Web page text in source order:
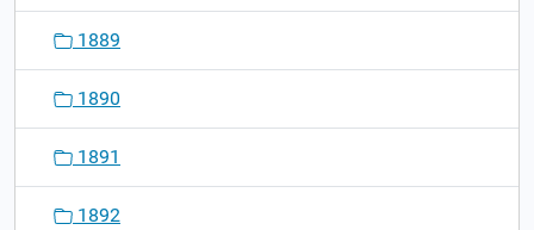
1889
1890
1891
1892